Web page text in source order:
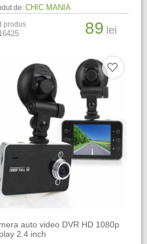
de: CHIC MANIA
produs 89 lei
auto video DVR HD 1080p
2.4 inch